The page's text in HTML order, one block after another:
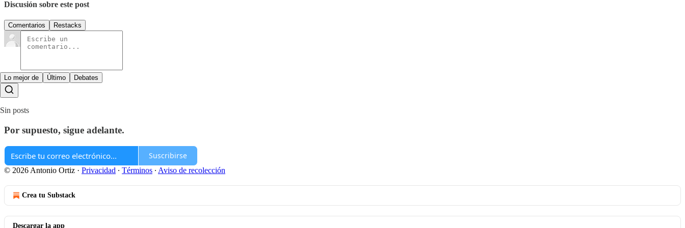
Discusión sobre este post
Comentarios Restacks
Lo mejor de Último Debates
Sin posts
Por supuesto, sigue adelante.
Suscribirse
© 2026 Antonio Ortiz · Privacidad ∙ Términos ∙ Aviso de recolección
Crea tu Substack
Descargar la app